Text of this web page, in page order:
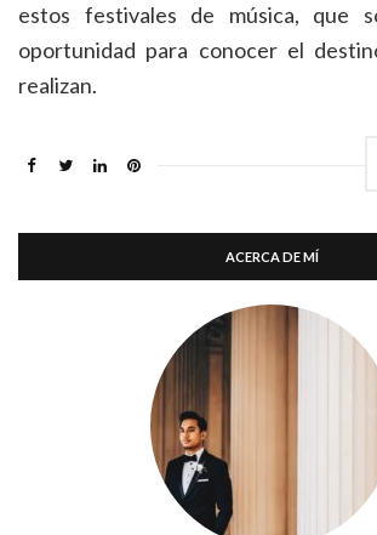
estos festivales de música, que
oportunidad para conocer el
realizan.
ACERCA DE MÍ